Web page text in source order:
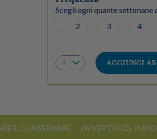
Scegli ogni quante
2
3 4
AGGIUNGI
E CONSERVARE AVVERTENZE